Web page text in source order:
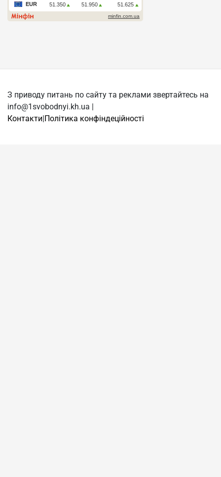
З приводу питань по сайту та реклами звертайтесь на
info@1svobodnyi.kh.ua |
Контакти Політика конфіндеційності